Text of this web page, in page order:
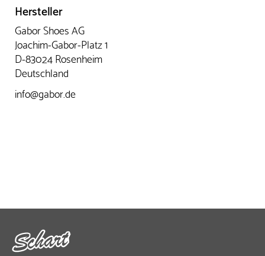
Hersteller
Gabor Shoes AG
Joachim-Gabor-Platz 1
D-83024 Rosenheim
Deutschland
info@gabor.de